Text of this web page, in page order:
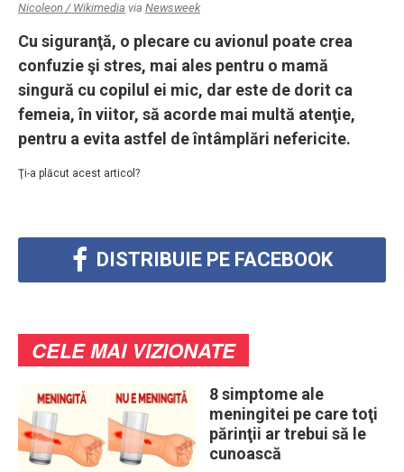
Nicoleon / Wikimedia via Newsweek
Cu siguranţă, o plecare cu avionul poate crea
confuzie şi stres, mai ales pentru o mamă
singură cu copilul ei mic, dar este de dorit ca
femeia, în viitor, să acorde mai multă atenţie,
pentru a evita astfel de întâmplări nefericite.
Ţi-a plăcut acest articol?
DISTRIBUIE PE FACEBOOK
CELE MAI VIZIONATE
8 simptome ale
meningitei pe care toţi
părinţii ar trebui să le
cunoască